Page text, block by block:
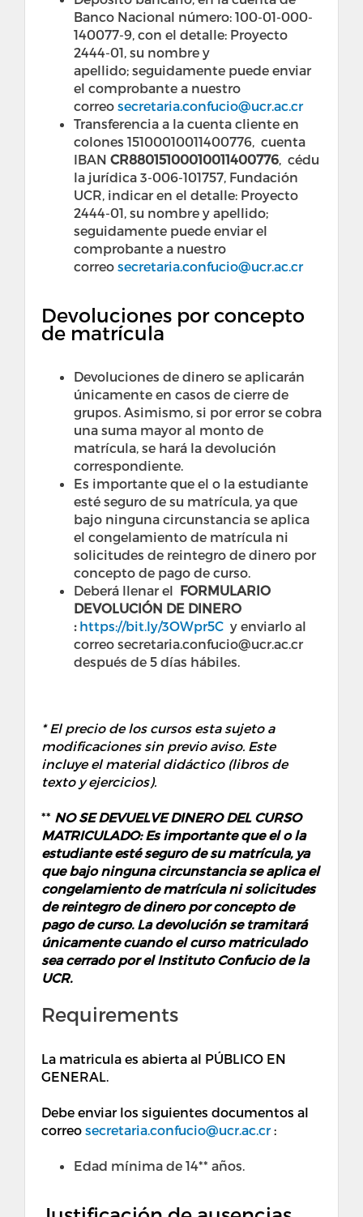
Banco Nacional número: 100-01-000-
140077-9, con el detalle: Proyecto
2444-01, su nombre y
apellido; seguidamente puede enviar
el comprobante a nuestro
correo secretaria.confucio@ucr.ac.cr
Transferencia a la cuenta cliente en
colones 15100010011400776, cuenta
IBAN CR88015100010011400776, cédu
la jurídica 3-006-101757, Fundación
UCR, indicar en el detalle: Proyecto
2444-01, su nombre y apellido;
seguidamente puede enviar el
comprobante a nuestro
correo secretaria.confucio@ucr.ac.cr
Devoluciones por concepto
de matrícula
Devoluciones de dinero se aplicarán
únicamente en casos de cierre de
grupos. Asimismo, si por error se cobra
una suma mayor al monto de
matrícula, se hará la devolución
correspondiente.
Es importante que el o la estudiante
esté seguro de su matrícula, ya que
bajo ninguna circunstancia se aplica
el congelamiento de matrícula ni
solicitudes de reintegro de dinero por
concepto de pago de curso.
Deberá llenar el FORMULARIO
DEVOLUCIÓN DE DINERO
: https://bit.ly/3OWpr5C y enviarlo al
correo secretaria.confucio@ucr.ac.cr
después de 5 días hábiles.
* El precio de los cursos esta sujeto a
modificaciones sin previo aviso. Este
incluye el material didáctico (libros de
texto y ejercicios).
** NO SE DEVUELVE DINERO DEL CURSO
MATRICULADO: Es importante que el o la
estudiante esté seguro de su matrícula, ya
que bajo ninguna circunstancia se aplica el
congelamiento de matrícula ni solicitudes
de reintegro de dinero por concepto de
pago de curso. La devolución se tramitará
únicamente cuando el curso matriculado
sea cerrado por el Instituto Confucio de la
UCR.
Requirements
La matricula es abierta al PÚBLICO EN
GENERAL.
Debe enviar los siguientes documentos al
correo secretaria.confucio@ucr.ac.cr:
Edad mínima de 14** años.